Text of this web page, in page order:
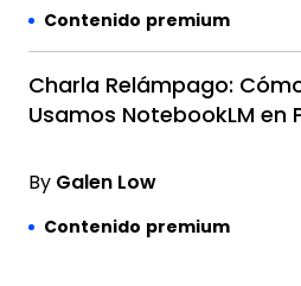
Contenido premium
Charla Relámpago:
Usamos NotebookLM en
By Galen Low
Contenido premium